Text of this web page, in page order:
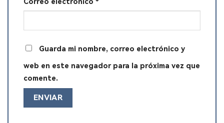
Correo electrónico *
Guarda mi nombre, correo electrónico y
web en este navegador para la próxima vez que
comente.